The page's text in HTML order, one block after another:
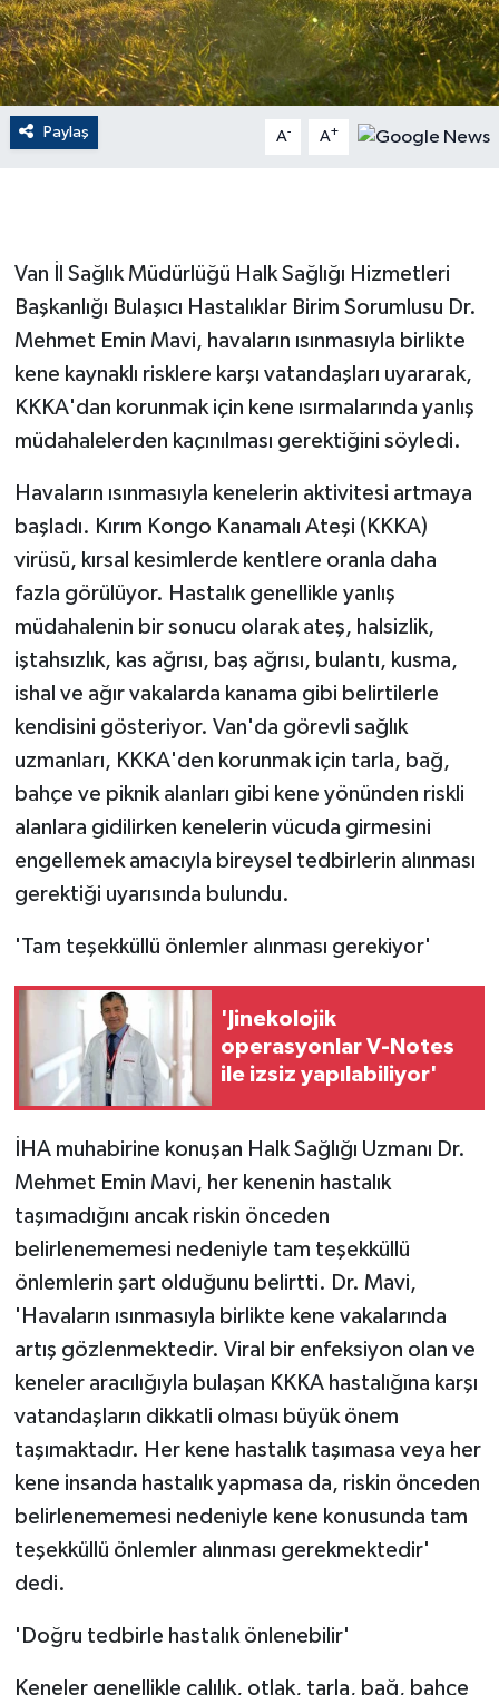
Paylaş A- A+
Van İl Sağlık Müdürlüğü Halk Sağlığı Hizmetleri
Başkanlığı Bulaşıcı Hastalıklar Birim Sorumlusu Dr.
Mehmet Emin Mavi, havaların ısınmasıyla birlikte
kene kaynaklı risklere karşı vatandaşları uyararak,
KKKA'dan korunmak için kene ısırmalarında yanlış
müdahalelerden kaçınılması gerektiğini söyledi.
Havaların ısınmasıyla kenelerin aktivitesi artmaya
başladı. Kırım Kongo Kanamalı Ateşi (KKKA)
virüsü, kırsal kesimlerde kentlere oranla daha
fazla görülüyor. Hastalık genellikle yanlış
müdahalenin bir sonucu olarak ateş, halsizlik,
iştahsızlık, kas ağrısı, baş ağrısı, bulantı, kusma,
ishal ve ağır vakalarda kanama gibi belirtilerle
kendisini gösteriyor. Van'da görevli sağlık
uzmanları, KKKA'den korunmak için tarla, bağ,
bahçe ve piknik alanları gibi kene yönünden riskli
alanlara gidilirken kenelerin vücuda girmesini
engellemek amacıyla bireysel tedbirlerin alınması
gerektiği uyarısında bulundu.
'Tam teşekküllü önlemler alınması gerekiyor'
'Jinekolojik
operasyonlar V-Notes
ile izsiz yapılabiliyor'
İHA muhabirine konuşan Halk Sağlığı Uzmanı Dr.
Mehmet Emin Mavi, her kenenin hastalık
taşımadığını ancak riskin önceden
belirlenememesi nedeniyle tam teşekküllü
önlemlerin şart olduğunu belirtti. Dr. Mavi,
'Havaların ısınmasıyla birlikte kene vakalarında
artış gözlenmektedir. Viral bir enfeksiyon olan ve
keneler aracılığıyla bulaşan KKKA hastalığına karşı
vatandaşların dikkatli olması büyük önem
taşımaktadır. Her kene hastalık taşımasa veya her
kene insanda hastalık yapmasa da, riskin önceden
belirlenememesi nedeniyle kene konusunda tam
teşekküllü önlemler alınması gerekmektedir'
dedi.
'Doğru tedbirle hastalık önlenebilir'
Keneler genellikle çalılık, otlak, tarla, bağ, bahçe
English News
Finans
Flaş Haber
GÜNDEM
Güvenlik
HABERDE İNSAN
İş Dünyası
Jandarma
Kadın
KÜLTÜR SANAT
MAGAZİN
Otomobil
SİYASET
SPOR HABERLERİ
TEKNOLOJİ
Turizm
ÜLKE GÜNDEMİ
YAŞAM
YEREL
Yerel Haberler